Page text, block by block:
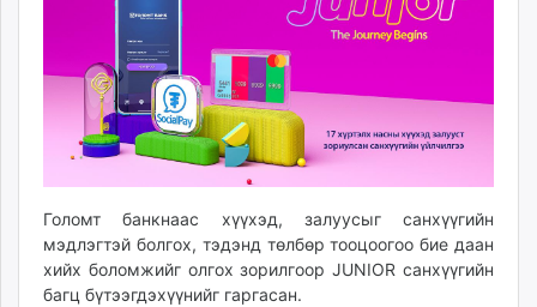
Livetv.mn
24tsag.mn
ergelt.mn
zarig.mn
today.mn
Голомт банкнаас хүүхэд, залуусыг санхүүгийн
мэдлэгтэй болгох, тэдэнд төлбөр тооцоогоо бие даан
хийх боломжийг олгох зорилгоор JUNIOR санхүүгийн
багц бүтээгдэхүүнийг гаргасан.